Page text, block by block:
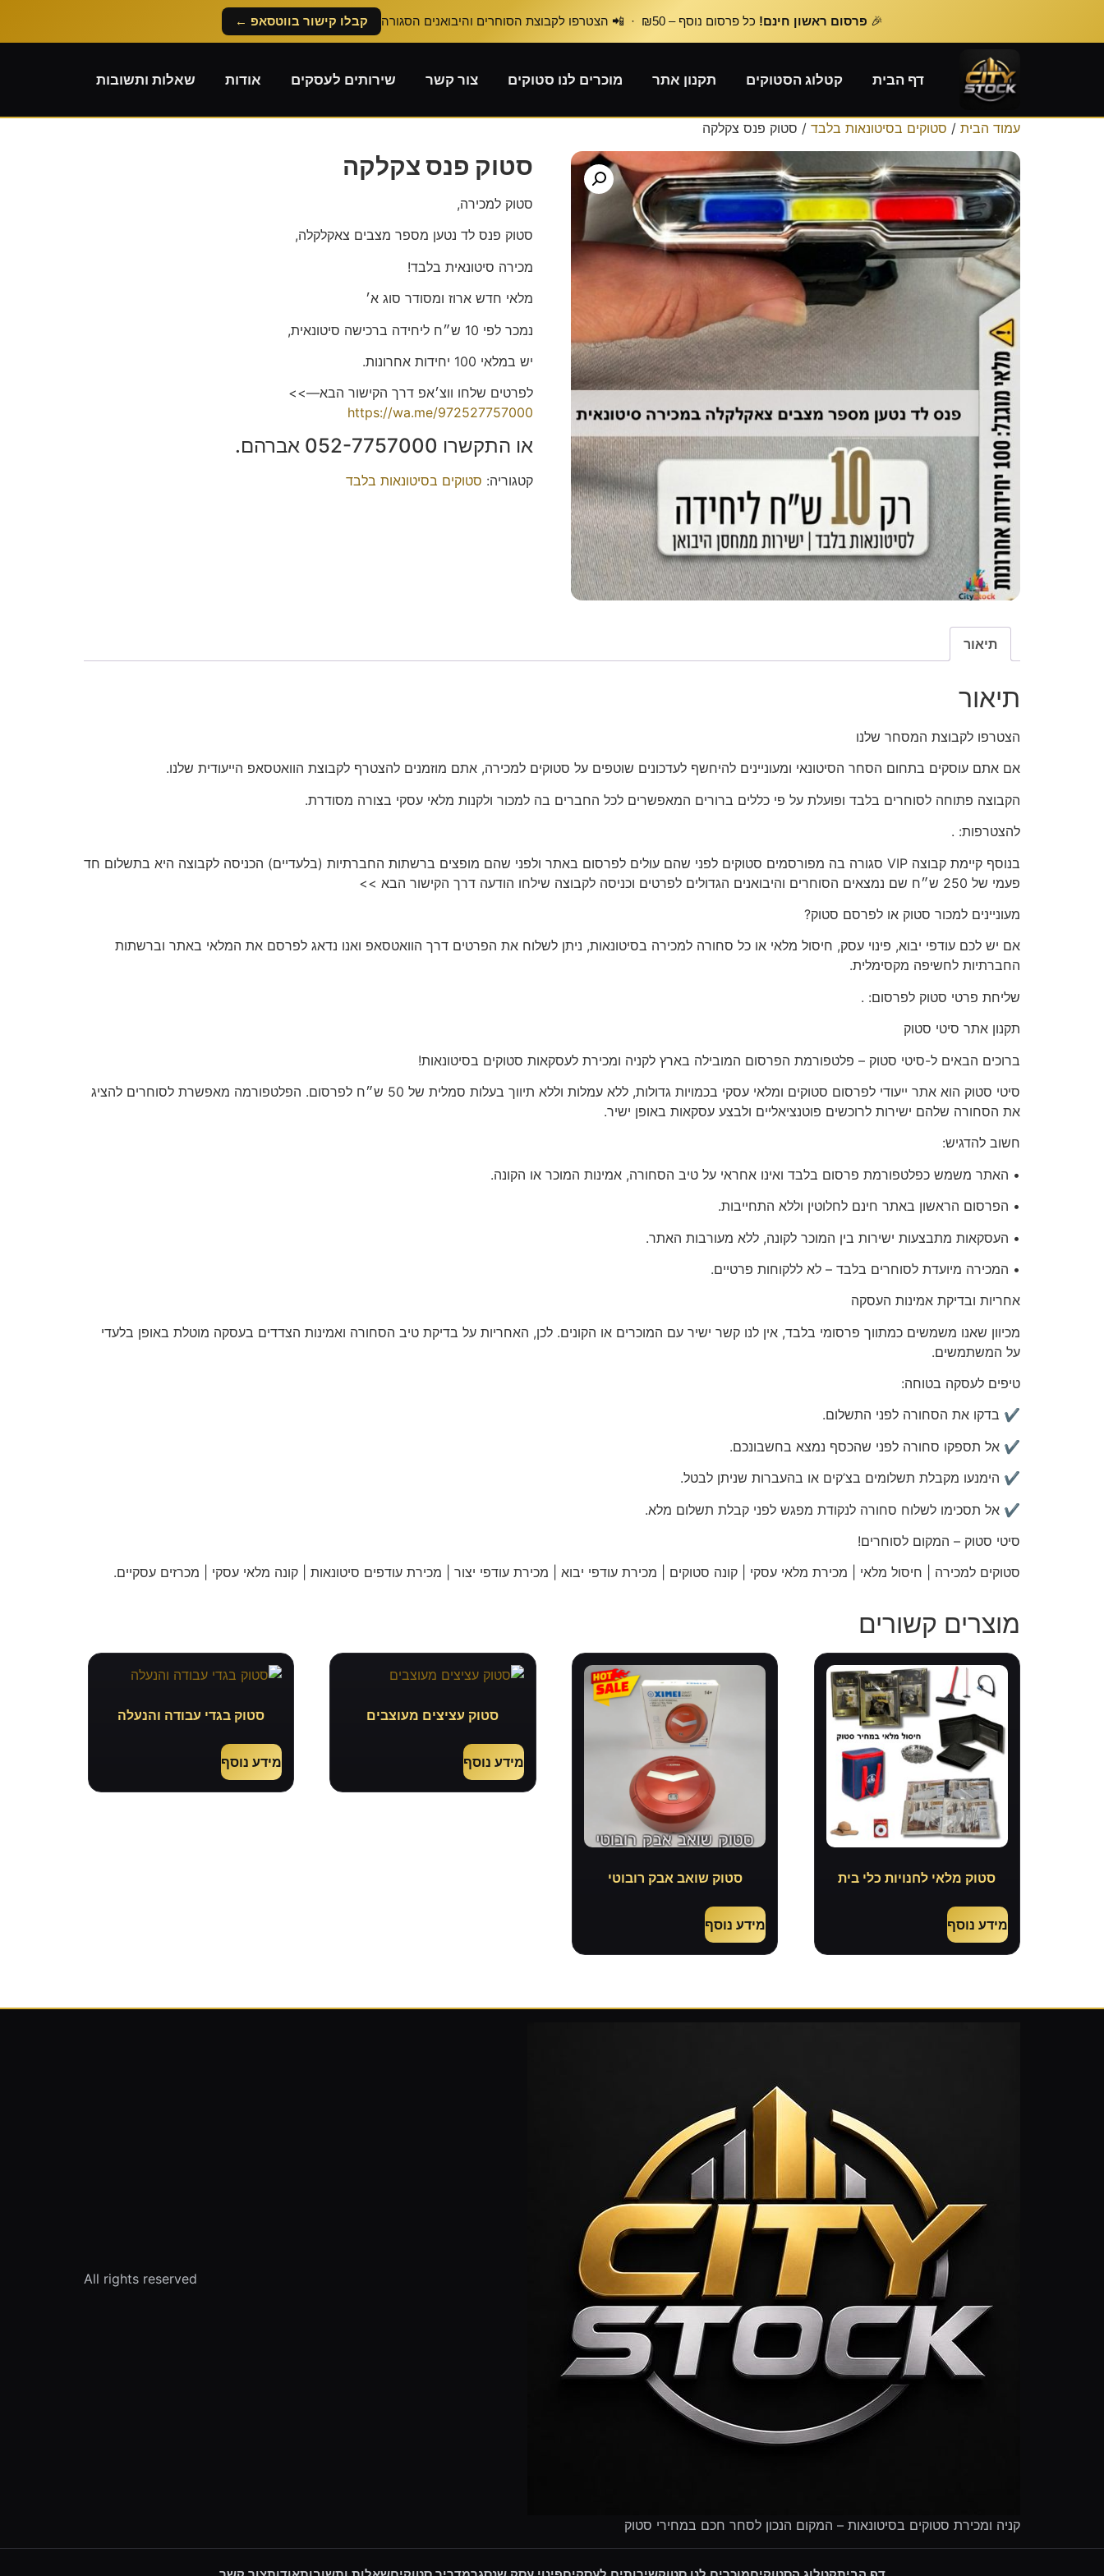
🎉 פרסום ראשון חינם! כל פרסום נוסף – ₪50 · 📲 הצטרפו לקבוצת הסוחרים והיבואנים הסגורה קבלו קישור בווטסאפ ←
דף הבית קטלוג הסטוקים תקנון אתר מוכרים לנו סטוקים צור קשר שירותים לעסקים אודות שאלות ותשובות
עמוד הבית / סטוקים בסיטונאות בלבד / סטוק פנס צקלקה
סטוק פנס צקלקה
סטוק למכירה,
סטוק פנס לד נטען מספר מצבים צאקלקלה,
מכירה סיטונאית בלבד!
מלאי חדש ארוז ומסודר סוג א׳
נמכר לפי 10 ש״ח ליחידה ברכישה סיטונאית,
יש במלאי 100 יחידות אחרונות.
לפרטים שלחו ווצ׳אפ דרך הקישור הבא—>>
https://wa.me/972527757000
או התקשרו 052-7757000 אברהם.
קטגוריה: סטוקים בסיטונאות בלבד
תיאור
תיאור
הצטרפו לקבוצת המסחר שלנו
אם אתם עוסקים בתחום הסחר הסיטונאי ומעוניינים להיחשף לעדכונים שוטפים על סטוקים למכירה, אתם מוזמנים להצטרף לקבוצת הוואטסאפ הייעודית שלנו.
הקבוצה פתוחה לסוחרים בלבד ופועלת על פי כללים ברורים המאפשרים לכל החברים בה למכור ולקנות מלאי עסקי בצורה מסודרת.
להצטרפות: .
בנוסף קיימת קבוצה VIP סגורה בה מפורסמים סטוקים לפני שהם עולים לפרסום באתר ולפני שהם מופצים ברשתות החברתיות (בלעדיים) הכניסה לקבוצה היא בתשלום חד
פעמי של 250 ש״ח שם נמצאים הסוחרים והיבואנים הגדולים לפרטים וכניסה לקבוצה שילחו הודעה דרך הקישור הבא >>
מעוניינים למכור סטוק או לפרסם סטוק?
אם יש לכם עודפי יבוא, פינוי עסק, חיסול מלאי או כל סחורה למכירה בסיטונאות, ניתן לשלוח את הפרטים דרך הוואטסאפ ואנו נדאג לפרסם את המלאי באתר וברשתות
החברתיות לחשיפה מקסימלית.
שליחת פרטי סטוק לפרסום: .
תקנון אתר סיטי סטוק
ברוכים הבאים ל-סיטי סטוק – פלטפורמת הפרסום המובילה בארץ לקניה ומכירת לעסקאות סטוקים בסיטונאות!
סיטי סטוק הוא אתר ייעודי לפרסום סטוקים ומלאי עסקי בכמויות גדולות, ללא עמלות וללא תיווך בעלות סמלית של 50 ש״ח לפרסום. הפלטפורמה מאפשרת לסוחרים להציג
את הסחורה שלהם ישירות לרוכשים פוטנציאליים ולבצע עסקאות באופן ישיר.
חשוב להדגיש:
• האתר משמש כפלטפורמת פרסום בלבד ואינו אחראי על טיב הסחורה, אמינות המוכר או הקונה.
• הפרסום הראשון באתר חינם לחלוטין וללא התחייבות.
• העסקאות מתבצעות ישירות בין המוכר לקונה, ללא מעורבות האתר.
• המכירה מיועדת לסוחרים בלבד – לא ללקוחות פרטיים.
אחריות ובדיקת אמינות העסקה
מכיוון שאנו משמשים כמתווך פרסומי בלבד, אין לנו קשר ישיר עם המוכרים או הקונים. לכן, האחריות על בדיקת טיב הסחורה ואמינות הצדדים בעסקה מוטלת באופן בלעדי
על המשתמשים.
טיפים לעסקה בטוחה:
✔️ בדקו את הסחורה לפני התשלום.
✔️ אל תספקו סחורה לפני שהכסף נמצא בחשבונכם.
✔️ הימנעו מקבלת תשלומים בצ’קים או בהעברות שניתן לבטל.
✔️ אל תסכימו לשלוח סחורה לנקודת מפגש לפני קבלת תשלום מלא.
סיטי סטוק – המקום לסוחרים!
סטוקים למכירה | חיסול מלאי | מכירת מלאי עסקי | קונה סטוקים | מכירת עודפי יבוא | מכירת עודפי יצור | מכירת עודפים סיטונאות | קונה מלאי עסקי | מכרזים עסקיים.
מוצרים קשורים
סטוק מלאי לחנויות כלי בית
מידע נוסף
סטוק שואב אבק רובוטי
מידע נוסף
סטוק עציצים מעוצבים
מידע נוסף
סטוק בגדי עבודה והנעלה
מידע נוסף
קניה ומכירת סטוקים בסיטונאות – המקום הנכון לסחר חכם במחירי סטוק
All rights reserved